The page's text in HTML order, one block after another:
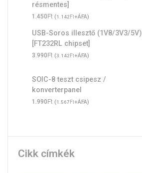
résmentes]
1.450Ft (1.142Ft+ÁFA)
USB-Soros illesztő (1V8/3V3/5V)
[FT232RL chipset]
3.990Ft (3.142Ft+ÁFA)
SOIC-8 teszt csipesz /
konverterpanel
1.990Ft (1.567Ft+ÁFA)
Cikk címkék